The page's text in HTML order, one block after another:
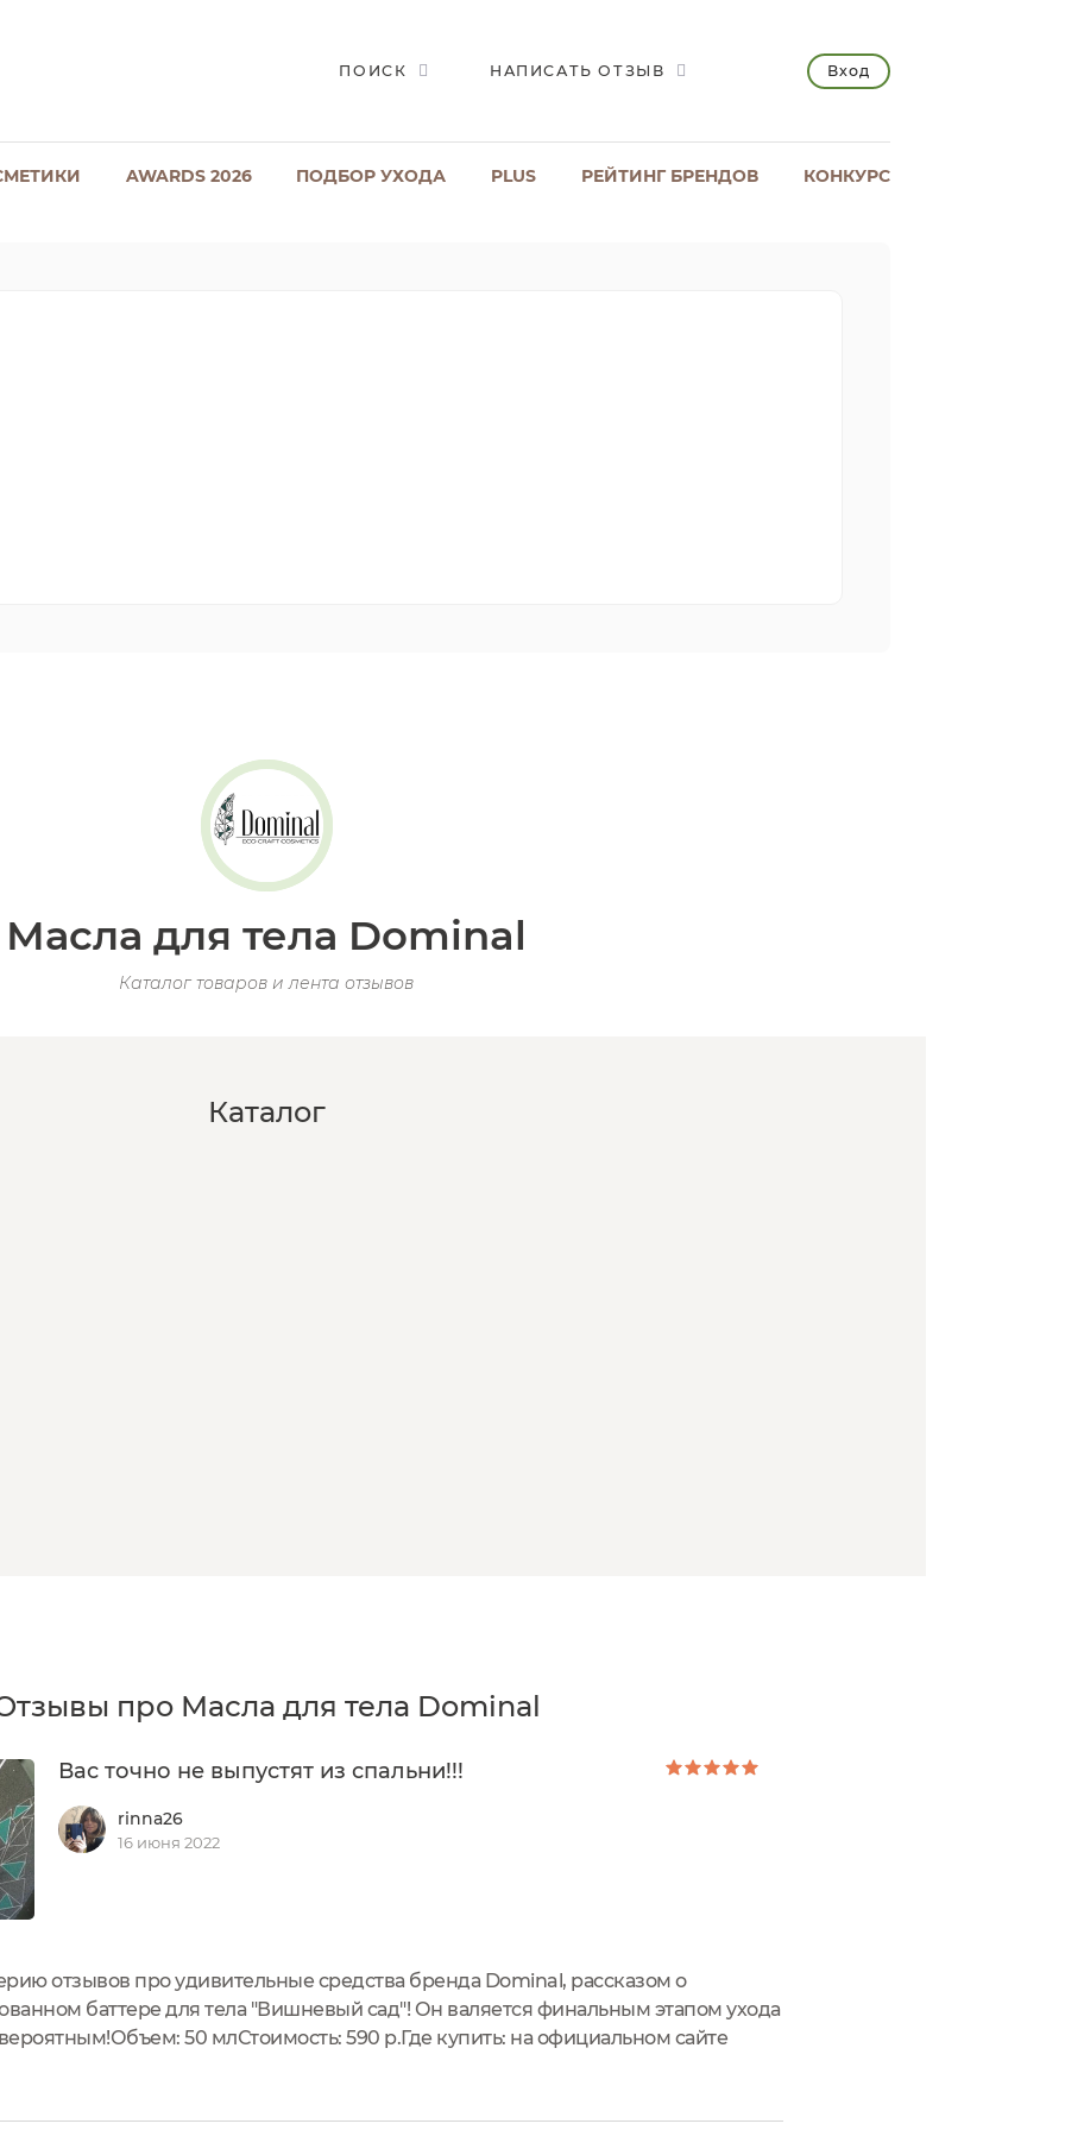
ПОИСК НАПИСАТЬ ОТЗЫВ Вход
AWARDS 2026 ПОДБОР УХОДА PLUS РЕЙТИНГ БРЕНДОВ КОНКУРС
Масла для тела Dominal
Каталог товаров и лента отзывов
Каталог
про Масла для тела Dominal
Вас точно не выпустят из спальни!!!
rinna26
16 июня 2022
отзывов про удивительные средства бренда Dominal, рассказом о
баттере для тела "Вишневый сад"! Он валяется финальным этапом ухода
50 млСтоимость: 590 р.Где купить: на официальном сайте